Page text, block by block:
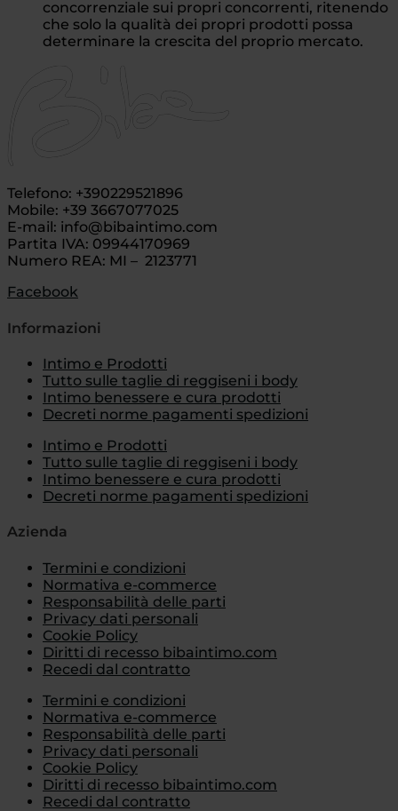
concorrenziale sui propri concorrenti, ritenendo
che solo la qualità dei propri prodotti possa
determinare la crescita del proprio mercato.
Telefono: +390229521896
Mobile: +39 3667077025
E-mail: info@bibaintimo.com
Partita IVA: 09944170969
Numero REA: MI – 2123771
Facebook
Informazioni
Intimo e Prodotti
Tutto sulle taglie di reggiseni i body
Intimo benessere e cura prodotti
Decreti norme pagamenti spedizioni
Intimo e Prodotti
Tutto sulle taglie di reggiseni i body
Intimo benessere e cura prodotti
Decreti norme pagamenti spedizioni
Azienda
Termini e condizioni
Normativa e-commerce
Responsabilità delle parti
Privacy dati personali
Cookie Policy
Diritti di recesso bibaintimo.com
Recedi dal contratto
Termini e condizioni
Normativa e-commerce
Responsabilità delle parti
Privacy dati personali
Cookie Policy
Diritti di recesso bibaintimo.com
Recedi dal contratto